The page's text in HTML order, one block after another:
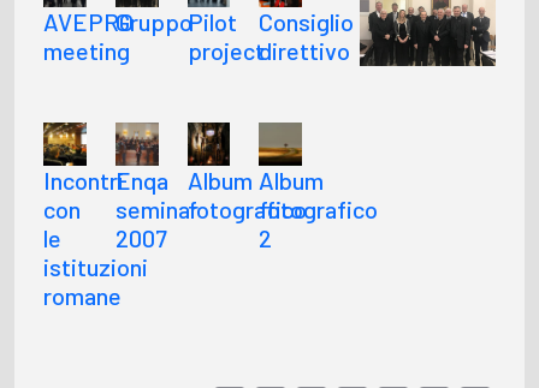
AVEPRO
meeting
GruppoPilot
project
Consiglio
direttivo
Incontri
con
le
istituzioni
romane
Enqa
seminar
2007
Album
fotografico
Album
fotografico
2